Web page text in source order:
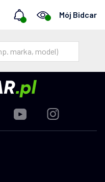
Mój Bidcar